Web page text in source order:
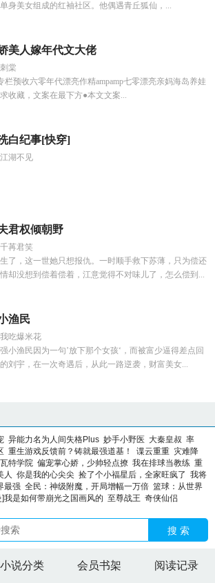
身美女组成的红袖社区。他偶遇青丘狐仙，...
美人嫁年代文大佬
棠
栏预收六零年代漂亮作精ampamp七零漂亮亲妈海岛养娃
收藏，文案在最下方●本文文案...
白纪事[快穿]
湖不见
君权倾朝野
苒君笑
了，这一世她只想报仇。一时顺手救下苏薄，只为偿还
却没想到偿着偿着，江意觉得不对味儿了，怎么偿到...
渔民
吃爆米花
小渔民因为一句’放下那个女孩‘，而被富少逼得差点回
刘宇，在一次奇遇后，从此一路逆袭，财富美女...
异能力名为人间失格Plus 妙手小野医 大秦皇叔 率
重生游戏反馈前？铸就最强道基！ 谍云重重 灾难降
特学院 偏宠掌心娇，少帅轻点撩 我在排球当教练 重
人 你是我的心尖尖 捡了个小福星后，全家旺疯了 我将
最强 全民：神级附魔，开局增幅一万倍 篮球：从世界
]我是如何带崩光之国画风的 至尊战王 奇侠仙侣
搜 索
小说分类 会员书架 阅读记录